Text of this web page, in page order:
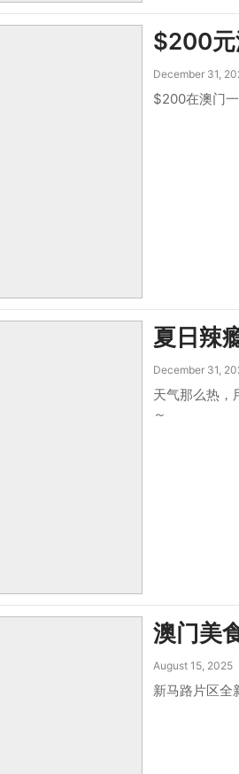
$200元
December 31,
$200在澳门
夏日辣
December 31,
天气那么热，
～
澳门美
August 15, 2025
新马路片区全